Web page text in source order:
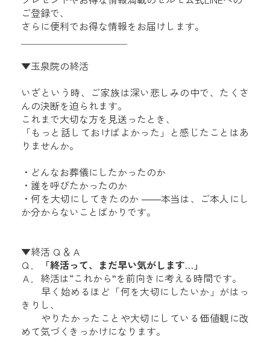
ご登録で、
さらに便利でお得な情報をお届けします。
▼玉泉院の終活
いざという時、ご家族は深い悲しみの中で、たくさ
んの決断を迫られます。
これまで大切な方を見送ったとき、
「もっと話しておけばよかった」と感じたことはあ
りませんか。
・どんなお葬儀にしたかったのか
・誰を呼びたかったのか
・何を大切にしてきたのか ――本当は、ご本人にし
か分からないことばかりです。
▼終活 Ｑ＆Ａ
Ｑ．
「終活って、まだ早い気がします…」
Ａ．終活は“これから”を前向きに考える時間です。
早く始めるほど「何を大切にしたいか」がはっ
きりし、
やりたかったことや大切にしている価値観に改
めて気づくきっかけになります。